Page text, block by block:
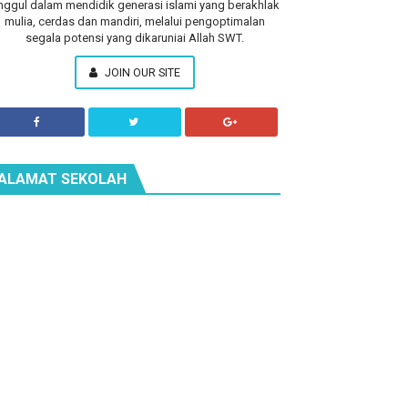
dalam mendidik generasi islami yang berakhlak
mulia, cerdas dan mandiri, melalui pengoptimalan
segala potensi yang dikaruniai Allah SWT.
JOIN OUR SITE
SEKOLAH